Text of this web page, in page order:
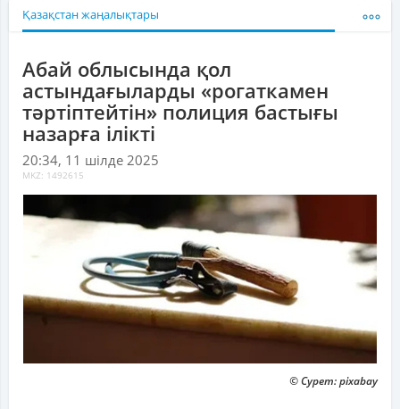
Қазақстан жаңалықтары
Абай облысында қол
астындағыларды «рогаткамен
тәртіптейтін» полиция бастығы
назарға ілікті
20:34, 11 шілде 2025
MKZ: 1492615
© Сурет: pixabay